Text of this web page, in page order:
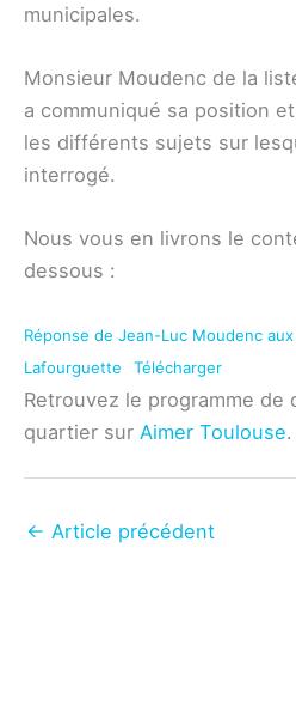
municipales.
Monsieur Moudenc de la
a communiqué sa position
les différents sujets sur
interrogé.
Nous vous en livrons le
dessous :
Réponse de Jean-Luc Moudenc
Lafourguette
Télécharger
Retrouvez le programme
quartier sur Aimer Toulouse.
← Article précédent